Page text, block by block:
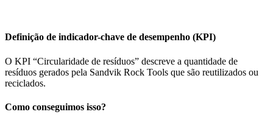
Definição de indicador-chave de desempenho (KPI)
O KPI “Circularidade de resíduos” descreve a quantidade de
resíduos gerados pela Sandvik Rock Tools que são reutilizados ou
reciclados.
Como conseguimos isso?